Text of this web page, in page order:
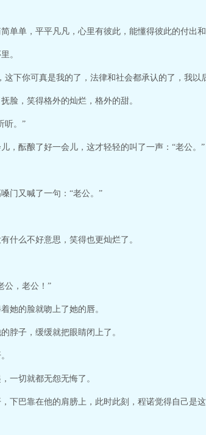
单单，平平凡凡，心里有彼此，能懂得彼此的付出
。
下你可真是我的了，法律和社会都承认的了，我以
脸，笑得格外的灿烂，格外的甜。
听。”
，酝酿了好一会儿，这才轻轻的叫了一声：“老公。”
门又喊了一句：“老公。”
什么不好意思，笑得也更灿烂了。
公，老公！”
她的脸就吻上了她的唇。
脖子，缓缓就把眼睛闭上了。
一切就都无怨无悔了。
下巴靠在他的肩膀上，此时此刻，程诺觉得自己是